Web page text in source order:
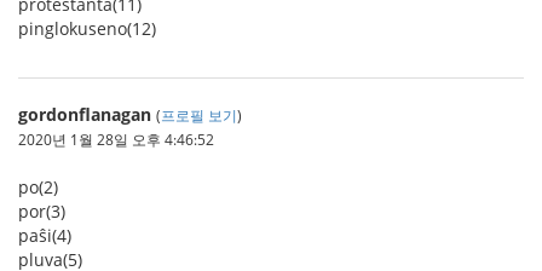
pinglokuseno(12)
gordonflanagan (프로필 보기)
2020년 1월 28일 오후 4:46:52
po(2)
por(3)
paŝi(4)
pluva(5)